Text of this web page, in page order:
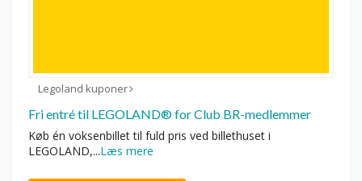
Legoland kuponer
Fri entré til LEGOLAND® for Club BR-medlemmer
Køb én voksenbillet til fuld pris ved billethuset i
LEGOLAND,...Læs mere